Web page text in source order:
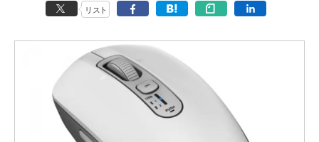
リスト